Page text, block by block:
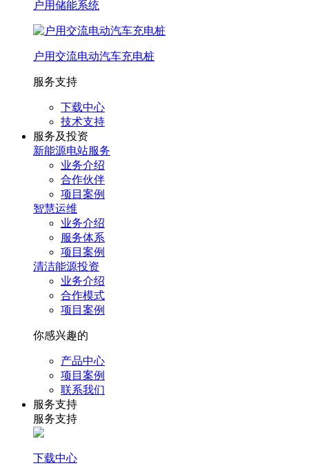
户用储能系统
户用交流电动汽车充电桩
服务支持
下载中心
技术支持
服务及投资
新能源电站服务
业务介绍
合作伙伴
项目案例
智慧运维
业务介绍
服务体系
项目案例
清洁能源投资
业务介绍
合作模式
项目案例
你感兴趣的
产品中心
项目案例
联系我们
服务⽀持
服务支持
下载中心